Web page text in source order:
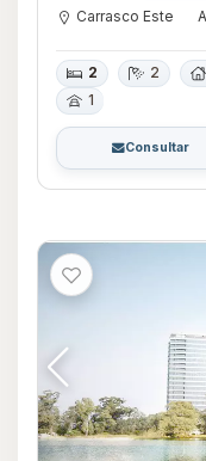
Carrasco Este
2 2
1
Consultar